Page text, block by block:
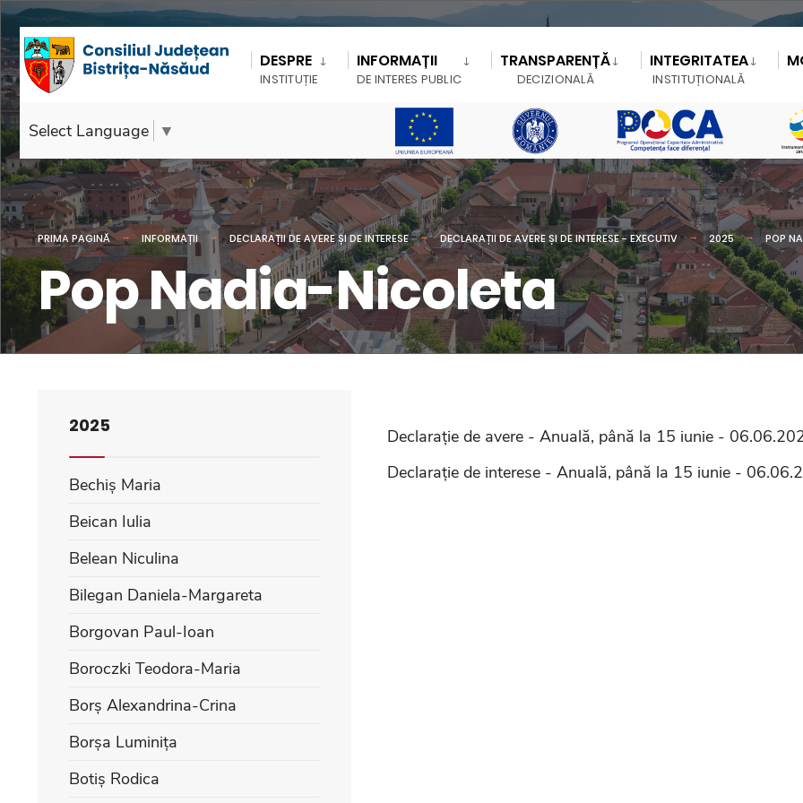
DESPRE
INSTITUȚIE
INFORMAȚII
DE INTERES PUBLIC
TRANSPARENȚĂ
DECIZIONALĂ
INTEGRITATEA
INSTITUȚIONALĂ
Select Language ▼
PRIMA PAGINĂ INFORMAȚII DECLARAȚII DE AVERE ȘI DE INTERESE DECLARAȚII DE AVERE ȘI DE INTERESE - EXECUTIV 2025 POP
Pop Nadia-Nicoleta
Declarație de avere - Anuală, până la 15 iunie -
Declarație de interese - Anuală, până la 15 iunie -
2025
Bechiș Maria
Beican Iulia
Belean Niculina
Bilegan Daniela-Margareta
Borgovan Paul-Ioan
Boroczki Teodora-Maria
Borș Alexandrina-Crina
Borșa Luminița
Botiș Rodica